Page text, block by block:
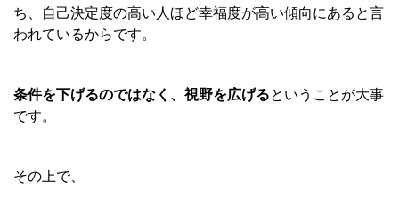
ち、自己決定度の高い人ほど幸福度が高い傾向にあると言
われているからです。
条件を下げるのではなく、視野を広げるということが大事
です。
その上で、